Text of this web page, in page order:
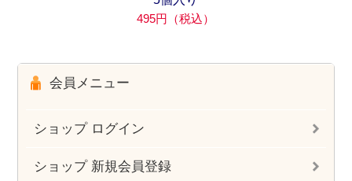
495円（税込）
会員メニュー
ショップ ログイン
ショップ 新規会員登録